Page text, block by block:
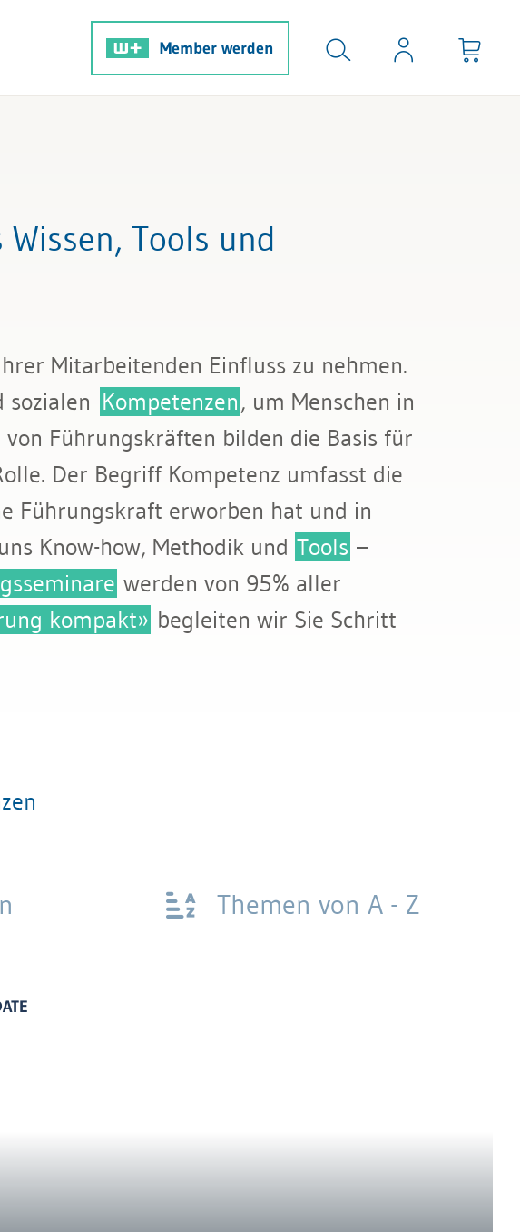
Member werden
Tools und
Mitarbeitenden Einfluss zu nehmen.
Kompetenzen, um Menschen in
Führungskräften bilden die Basis für
Der Begriff Kompetenz umfasst die
Führungskraft erworben hat und in
Know-how, Methodik und Tools –
werden von 95% aller
kompakt» begleiten wir Sie Schritt
Themen von A - Z